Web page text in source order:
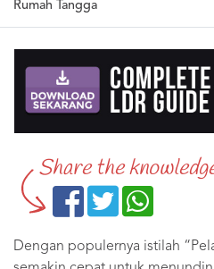
Rumah Tangga
Share the
Dengan populernya istilah